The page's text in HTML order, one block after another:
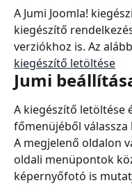
A Jumi Joomla!
kiegészítő
verziókhoz is. Az
kiegészítő letöltése
Jumi
A kiegészítő letöltése
főmenüjéből válassza
A megjelenő oldalon
oldali menüpontok
képernyőfotó is